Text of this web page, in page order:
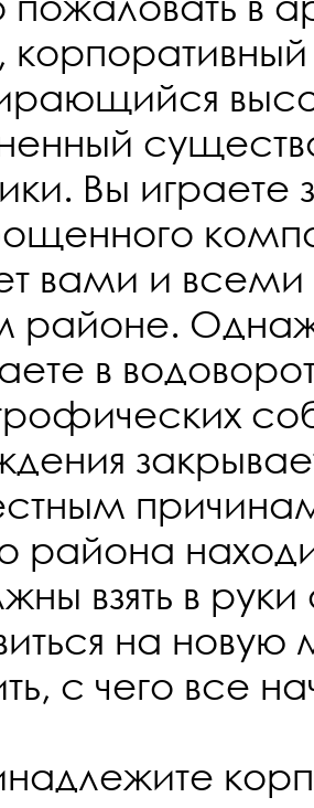
Вы играете
вами и
районе.
в
района
взять в
на
с чего все